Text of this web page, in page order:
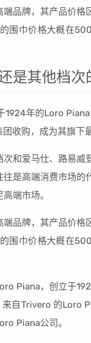
品牌，其产品价
围巾价格大概在
是其他档次
1924年的Loro
收购，成为其旗下
和爱马仕、路易
是高端消费市场的
端市场。
品牌，其产品价
围巾价格大概在
Piana，创立于
自Trivero 的Loro
Piana公司。